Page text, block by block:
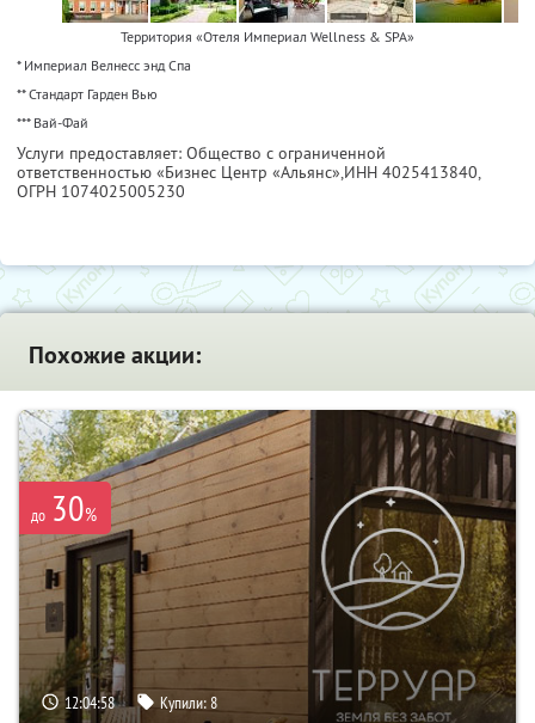
Территория «Отеля Империал Wellness & SPA»
* Империал Велнесс энд Спа
** Стандарт Гарден Вью
*** Вай-Фай
Услуги предоставляет: Общество с ограниченной
ответственностью «Бизнес Центр «Альянс»,ИНН 4025413840,
ОГРН 1074025005230
Похожие акции:
до 30%
12:04:57 Купили:8